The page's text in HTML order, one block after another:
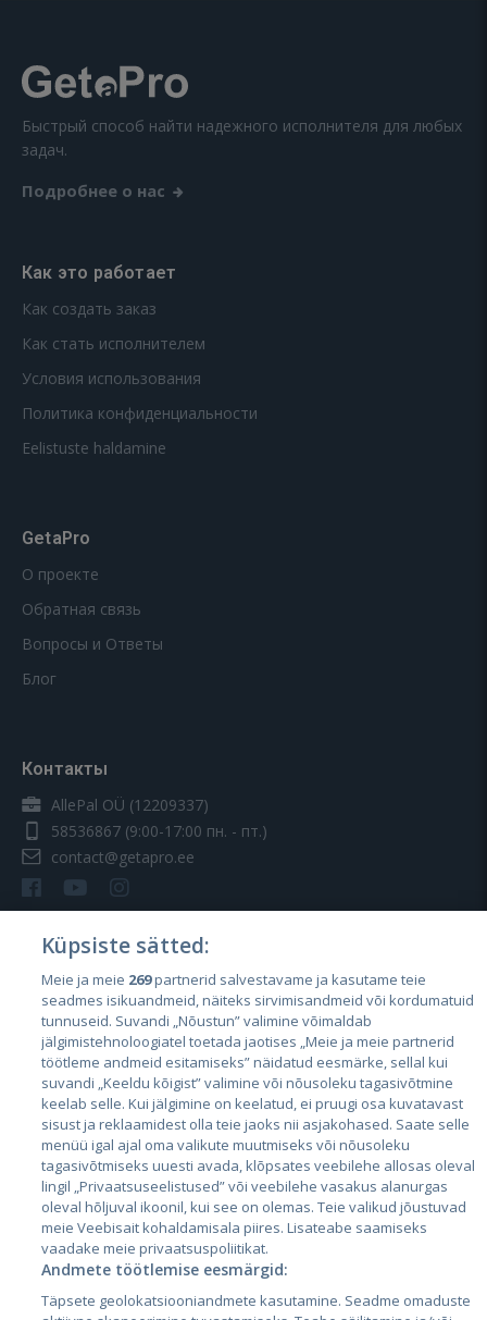
Быстрый способ найти надежного исполнителя для любых
задач.
Подробнее о нас
Как это работает
Как создать заказ
Как стать исполнителем
Условия использования
Политика конфиденциальности
Eelistuste haldamine
GetaPro
О проекте
Обратная связь
Вопросы и Ответы
Блог
Контакты
AllePal OÜ (12209337)
58536867 (9:00-17:00 пн. - пт.)
contact@getapro.ee
Страны
Эстония
Латвия
Литва
City24.lv
CVbankas.lt
Küpsiste sätted:
Meie ja meie 269partnerid salvestavame ja kasutame teie
seadmes isikuandmeid, näiteks sirvimisandmeid või kordumatuid
tunnuseid. Suvandi „Nõustun” valimine võimaldab
jälgimistehnoloogiatel toetada jaotises „Meie ja meie partnerid
töötleme andmeid esitamiseks” näidatud eesmärke, sellal kui
suvandi „Keeldu kõigist” valimine või nõusoleku tagasivõtmine
keelab selle. Kui jälgimine on keelatud, ei pruugi osa kuvatavast
sisust ja reklaamidest olla teie jaoks nii asjakohased. Saate selle
menüü igal ajal oma valikute muutmiseks või nõusoleku
tagasivõtmiseks uuesti avada, klõpsates veebilehe allosas oleval
lingil „Privaatsuseelistused” või veebilehe vasakus alanurgas
oleval hõljuval ikoonil, kui see on olemas. Teie valikud jõustuvad
meie Veebisait kohaldamisala piires. Lisateabe saamiseks
vaadake meie privaatsuspoliitikat.
Andmete töötlemise eesmärgid:
Täpsete geolokatsiooniandmete kasutamine. Seadme omaduste